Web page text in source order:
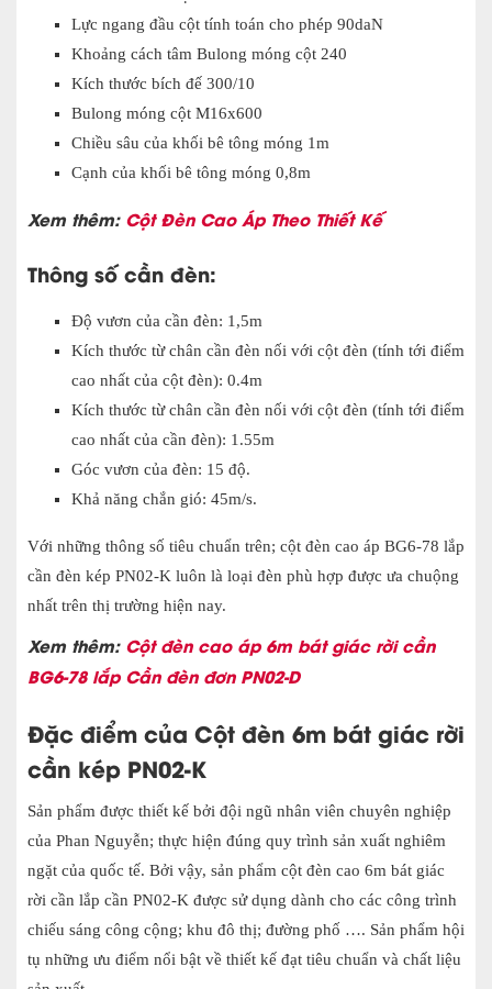
Lực ngang đầu cột tính toán cho phép 90daN
Khoảng cách tâm Bulong móng cột 240
Kích thước bích đế 300/10
Bulong móng cột M16x600
Chiều sâu của khối bê tông móng 1m
Cạnh của khối bê tông móng 0,8m
Xem thêm: Cột Đèn Cao Áp Theo Thiết Kế
Thông số cần đèn:
Độ vươn của cần đèn: 1,5m
Kích thước từ chân cần đèn nối với cột đèn (tính tới điểm
cao nhất của cột đèn): 0.4m
Kích thước từ chân cần đèn nối với cột đèn (tính tới điểm
cao nhất của cần đèn): 1.55m
Góc vươn của đèn: 15 độ.
Khả năng chắn gió: 45m/s.
Với những thông số tiêu chuẩn trên; cột đèn cao áp BG6-78 lắp
cần đèn kép PN02-K luôn là loại đèn phù hợp được ưa chuộng
nhất trên thị trường hiện nay.
Xem thêm: Cột đèn cao áp 6m bát giác rời cần
BG6-78 lắp Cần đèn đơn PN02-D
Đặc điểm của Cột đèn 6m bát giác rời
cần kép PN02-K
Sản phẩm được thiết kế bởi đội ngũ nhân viên chuyên nghiệp
của Phan Nguyễn; thực hiện đúng quy trình sản xuất nghiêm
ngặt của quốc tế. Bởi vậy, sản phẩm cột đèn cao 6m bát giác
rời cần lắp cần PN02-K được sử dụng dành cho các công trình
chiếu sáng công cộng; khu đô thị; đường phố …. Sản phẩm hội
tụ những ưu điểm nổi bật về thiết kế đạt tiêu chuẩn và chất liệu